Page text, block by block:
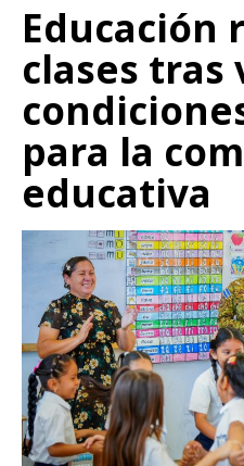
Educación
clases
para la
educativa